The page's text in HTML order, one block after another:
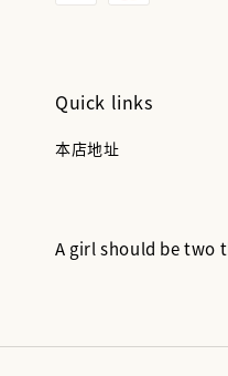
Quick links
本店地址
A girl should be two